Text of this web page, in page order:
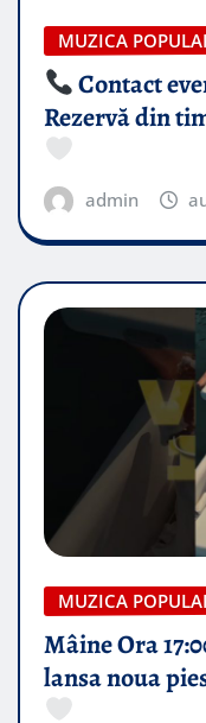
MUZICA
Contact
Rezervă din
admin
MUZICA
Mâine Ora
lansa noua